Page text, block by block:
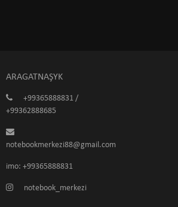
ARAGATNAŞYK
+99365888831 /
+99362888685
notebookmerkezi88@gmail.com
imo: +99365888831
notebook_merkezi